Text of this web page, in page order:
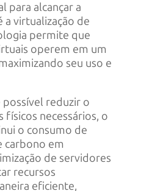
para alcançar a
a virtualização de
permite que
operem em um
seu uso e
possível reduzir o
necessários, o
o consumo de
carbono em
de servidores
recursos
eficiente,